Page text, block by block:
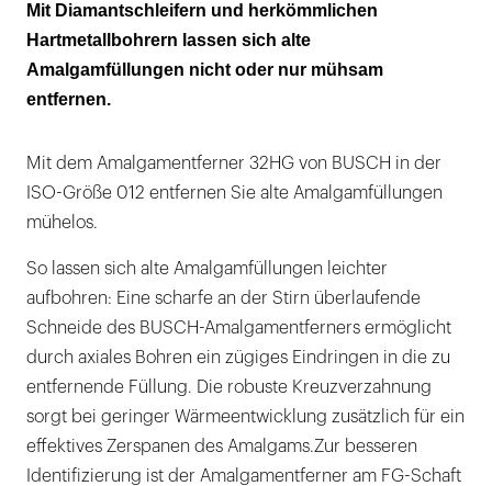
Mit Diamantschleifern und herkömmlichen
Hartmetallbohrern lassen sich alte
Amalgamfüllungen nicht oder nur mühsam
entfernen.
Mit dem Amalgamentferner 32HG von BUSCH in der
ISO-Größe 012 entfernen Sie alte Amalgamfüllungen
mühelos.
So lassen sich alte Amalgamfüllungen leichter
aufbohren: Eine scharfe an der Stirn überlaufende
Schneide des BUSCH-Amalgamentferners ermöglicht
durch axiales Bohren ein zügiges Eindringen in die zu
entfernende Füllung. Die robuste Kreuzverzahnung
sorgt bei geringer Wärmeentwicklung zusätzlich für ein
effektives Zerspanen des Amalgams.Zur besseren
Identifizierung ist der Amalgamentferner am FG-Schaft